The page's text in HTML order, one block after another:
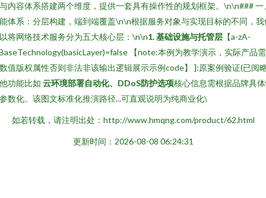
内容体系搭建两个维度，提供一套具有操作性的规划框架。\n\n### 一
体系：分层构建，端到端覆盖\n\n根据服务对象与实现目标的不同，我
将网络技术服务分为五大核心层：\n\n1. 基础设施与托管层 【a-zA-
【note:本例为教学演示，实际产品
值版权属性否则非法非该输出逻辑展示示例code】 ]:原案例验证(已阅
功能比如 云环境部署自动化、DDoS防护选项核心信息需根据品牌具
数化。该图文标准化推演路径...可直观说明为纯商业化\
如若转载，请注明出处：http://www.hmqng.com/product/62.html
更新时间：2026-08-08 06:24:31